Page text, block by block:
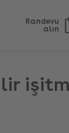
Randevu
alın